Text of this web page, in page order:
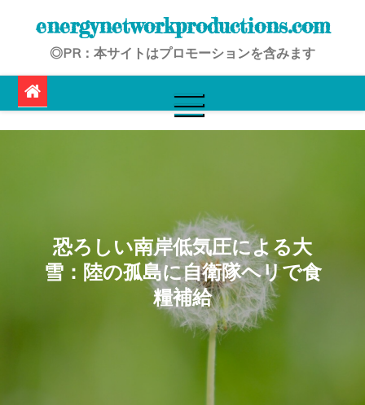
energynetworkproductions.com
◎PR：本サイトはプロモーションを含みます
恐ろしい南岸低気圧による大
雪：陸の孤島に自衛隊ヘリで食
糧補給